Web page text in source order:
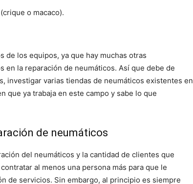
o macaco).
de los equipos, ya que hay muchas otras
en la reparación de neumáticos. Así que debe de
investigar varias tiendas de neumáticos existentes en
que ya trabaja en este campo y sabe lo que
de neumáticos
del neumáticos y la cantidad de clientes que
al menos una persona más para que le
de servicios. Sin embargo, al principio es siempre